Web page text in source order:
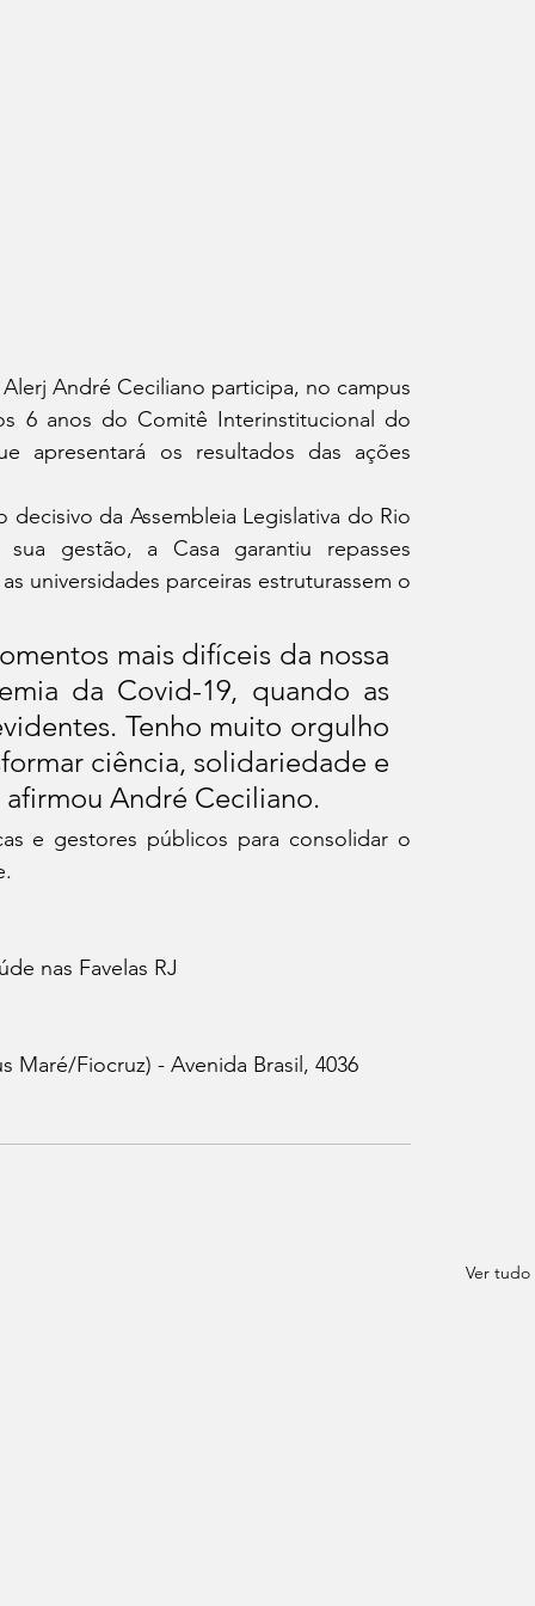
André Ceciliano participa, no campus
6 anos do Comitê Interinstitucional do
apresentará os resultados das ações
da Assembleia Legislativa do Rio
gestão, a Casa garantiu repasses
universidades parceiras estruturassem o
mais difíceis da nossa
da Covid-19, quando as
Tenho muito orgulho
ciência, solidariedade e
André Ceciliano.
e gestores públicos para consolidar o
nas Favelas RJ
Maré/Fiocruz) - Avenida Brasil, 4036
Ver tudo